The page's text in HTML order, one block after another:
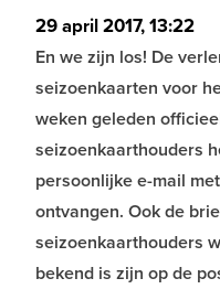
29 april 2017, 13:22
En we zijn los! De
seizoenkaarten voor
weken geleden
seizoenkaarthouders
persoonlijke e-mail
ontvangen. Ook de
seizoenkaarthouders
bekend is zijn op de